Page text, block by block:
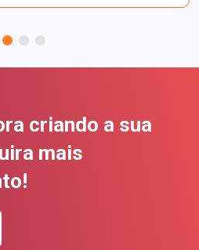
criando a sua
mais